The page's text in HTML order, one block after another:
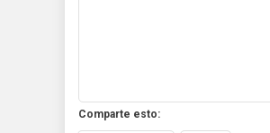
Comparte esto: